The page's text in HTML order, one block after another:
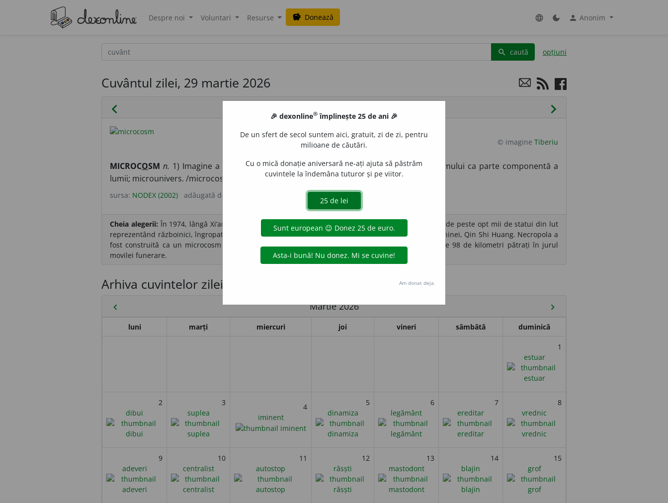
Despre noi Voluntari Resurse savings Donează language dark_mode person Anonim
search caută opțiuni
Cuvântul zilei, 29 martie 2026
chevron_left chevron_right
© imagine Tiberiu
MICROCOSM n. 1) Imagine a lumii cu dimensiuni reduse; microunivers. 2) Univers al omului ca parte componentă a
lumii; microunivers. /microcosme, lat.
microcosmus.
sursa: NODEX (2002) adăugată de
Cheia alegerii: În 1974, lângă Xi’an, câțiva fermieri chinezi descoperă Armata de Teracotă, o colecție de peste opt mii de statui din lut
reprezentând războinici, îngropate cu scopul de a-l proteja în viața de apoi pe primul împărat al Chinei, Qin Shi Huang. Necropola a
fost construită ca un microcosm al complexului imperial al împăratului și acoperă o suprafață de 98 de kilometri pătrați în jurul
movilei funerare.
Arhiva cuvintelor zilei
chevron_left Martie 2026 chevron_right
luni marți miercuri joi vineri sâmbătă duminică
1
estuar
2
dibui
3
suplea
4
iminent
5
dinamiza
6
legământ
7
ereditar
8
vrednic
9
adeveri
10
centralist
11
autostop
12
răsști
13
mastodont
14
blajin
15
grof
🎉 dexonline® împlinește 25 de ani 🎉
De un sfert de secol suntem aici, gratuit, zi de zi, pentru
milioane de căutări.
Cu o mică donație aniversară ne-ați ajuta să păstrăm
cuvintele la îndemâna tuturor și pe viitor.
Am donat deja.